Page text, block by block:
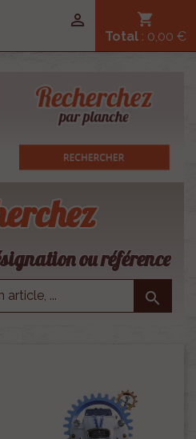
shopping_cart
Total : 0,00 €

ou référence
